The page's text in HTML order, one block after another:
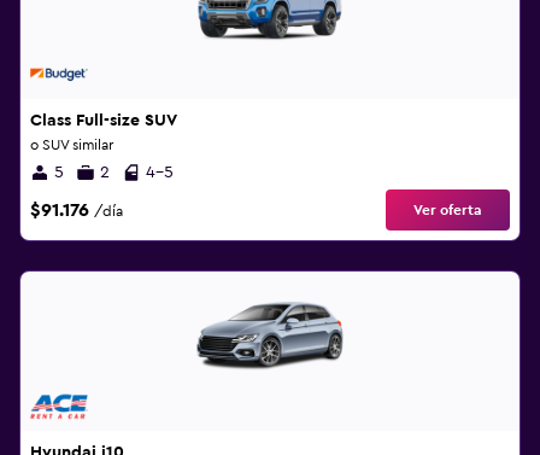
Class Full-size SUV
o SUV similar
5 2 4-5
$91.176 /día Ver oferta